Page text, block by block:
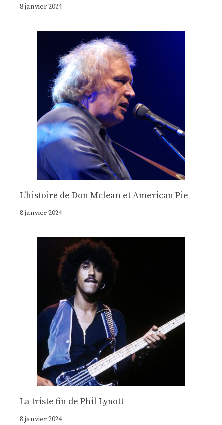
8 janvier 2024
Lʼhistoire de Don Mclean et American Pie
8 janvier 2024
La triste fin de Phil Lynott
8 janvier 2024